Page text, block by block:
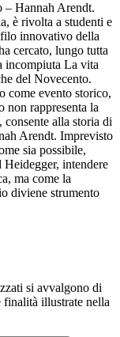
– Hannah Arendt.
è rivolta a studenti e
innovativo della
cercato, lungo tutta
incompiuta La vita
del Novecento.
come evento storico,
non rappresenta la
alla storia di
Arendt. Imprevisto
sia possibile,
intendere
ma come la
diviene strumento
si avvalgono di
finalità illustrate nella